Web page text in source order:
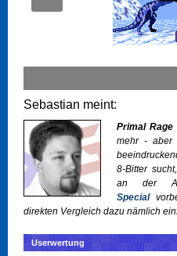
Sebastian meint:
Primal Rage
mehr - aber
8-Bitter
an der
Special
direkten Vergleich dazu nämlich
Userwertung